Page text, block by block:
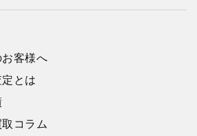
客様へ
とは
コラム